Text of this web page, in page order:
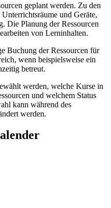
geplant werden. Zu den
und Geräte,
Die Planung der Ressourcen
von Lerninhalten.
Buchung der Ressourcen für
wenn beispielsweise ein
betreut.
werden, welche Kurse in
und welchem Status
kann während des
werden.